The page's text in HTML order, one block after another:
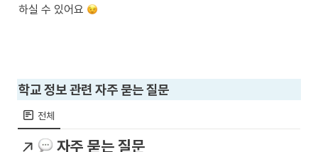
하실 수 있어요
학교 정보 관련 자주 묻는 질문
전체
자주 묻는 질문